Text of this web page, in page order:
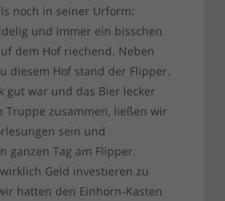
noch in seiner Urform:
und immer ein bisschen
dem Hof riechend. Neben
diesem Hof stand der Flipper.
gut war und das Bier lecker
Truppe zusammen, ließen wir
sein und
ganzen Tag am Flipper.
Geld investieren zu
hatten den Einhorn-Kasten